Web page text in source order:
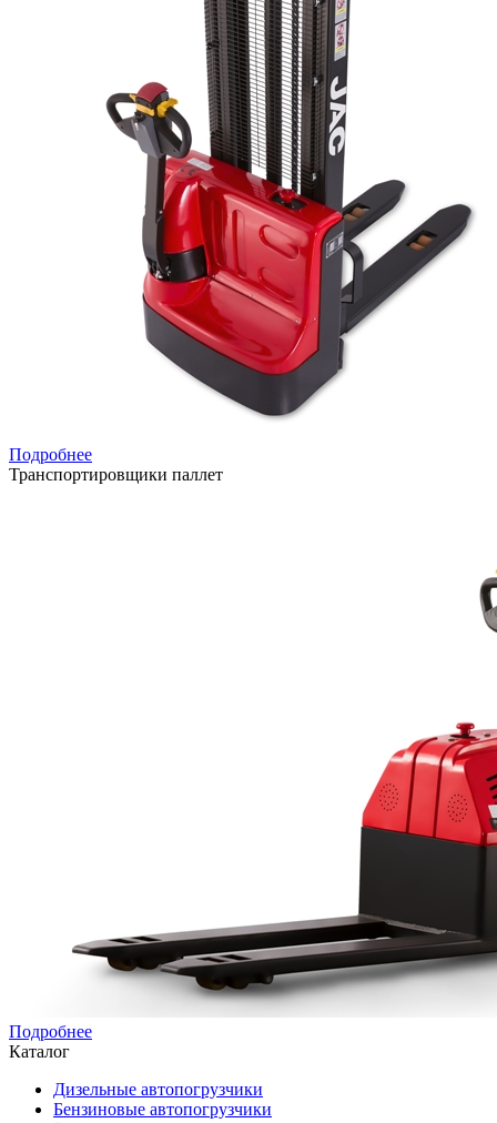
Подробнее
Транспортировщики паллет
Подробнее
Каталог
Дизельные автопогрузчики
Бензиновые автопогрузчики